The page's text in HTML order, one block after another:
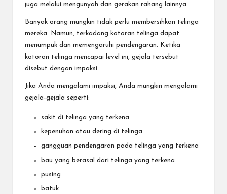
juga melalui mengunyah dan gerakan rahang lainnya.
Banyak orang mungkin tidak perlu membersihkan telinga
mereka. Namun, terkadang kotoran telinga dapat
menumpuk dan memengaruhi pendengaran. Ketika
kotoran telinga mencapai level ini, gejala tersebut
disebut dengan impaksi.
Jika Anda mengalami impaksi, Anda mungkin mengalami
gejala-gejala seperti:
sakit di telinga yang terkena
kepenuhan atau dering di telinga
gangguan pendengaran pada telinga yang terkena
bau yang berasal dari telinga yang terkena
pusing
batuk